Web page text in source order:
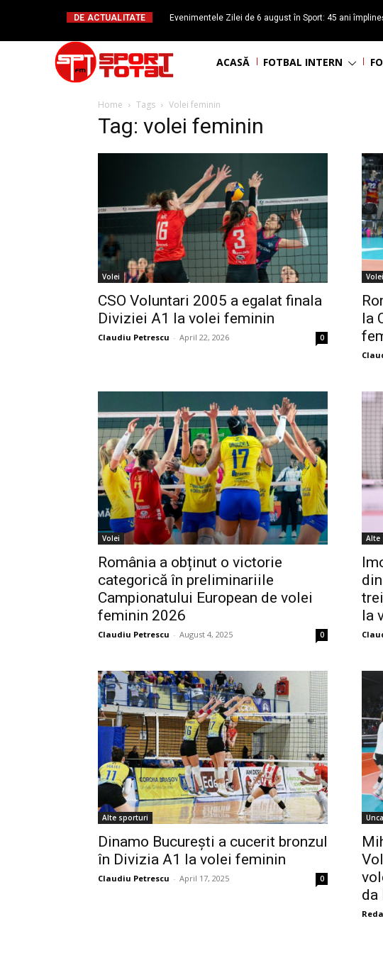
DE ACTUALITATE
Evenimentele Zilei de 6 august în Sport: 45 ani
ACASĂ FOTBAL INTERN
Home Tags Volei feminin
Tag: volei feminin
Volei
CSO Voluntari 2005 a egalat finala
Diviziei A1 la volei feminin
Claudiu Petrescu - April 22, 2026 0
Volei
la
Volei
România a obținut o victorie
categorică în preliminariile
Campionatului European de volei
feminin 2026
Claudiu Petrescu - August 4, 2025 0
Alte
la
Alte sporturi
Dinamo București a cucerit bronzul
în Divizia A1 la volei feminin
Claudiu Petrescu - April 17, 2025 0
da